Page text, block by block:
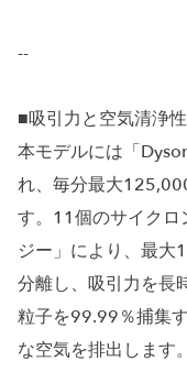
--
■吸引力と空気清浄
本モデルには「
れ、毎分最大
す。11個のサイクロ
ジー」により、最大
分離し、吸引力を長
粒子を99.99％捕集
な空気を排出します。